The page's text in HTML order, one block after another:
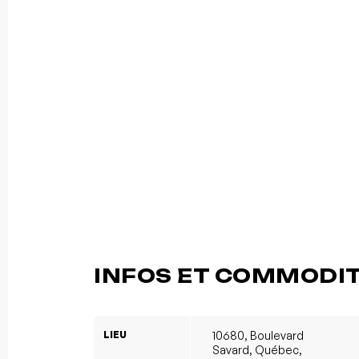
INFOS ET
LIEU
10680, Boulevard
Savard, Québec,